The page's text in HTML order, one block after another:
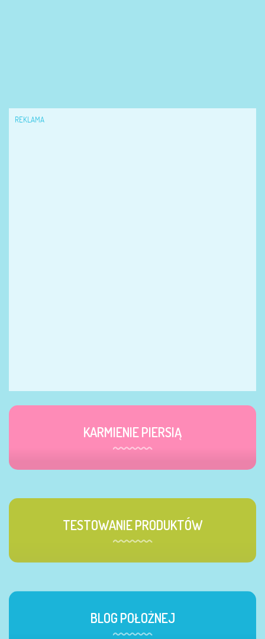
REKLAMA
KARMIENIE PIERSIĄ
TESTOWANIE PRODUKTÓW
BLOG POŁOŻNEJ